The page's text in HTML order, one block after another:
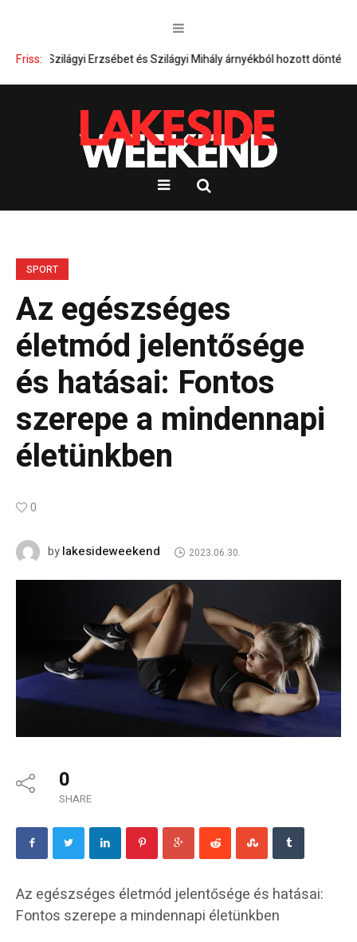
Friss:
Szilágyi Erzsébet és Szilágyi Mihály árnyékból hozott döntései –
SPORT
Az egészséges
életmód jelentősége
és hatásai: Fontos
szerepe a mindennapi
életünkben
0
bylakesideweekend 2023.06.30.
0
SHARE
Az egészséges életmód jelentősége és hatásai:
Fontos szerepe a mindennapi életünkben